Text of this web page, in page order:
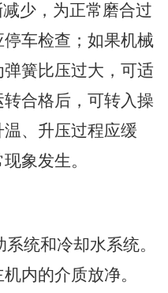
少，为正常磨合过
车检查；如果机械
簧比压过大，可适
合格后，可转入操
、升压过程应缓
象发生。
统和冷却水系统。
内的介质放净。